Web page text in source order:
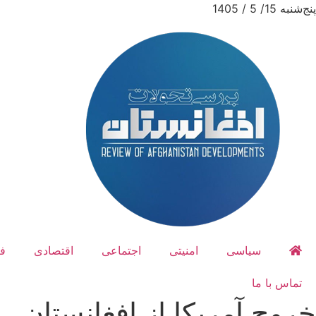
پنج‌شنبه 15/ 5 / 1405
سیاسی امنیتی اجتماعی اقتصادی
تماس با ما